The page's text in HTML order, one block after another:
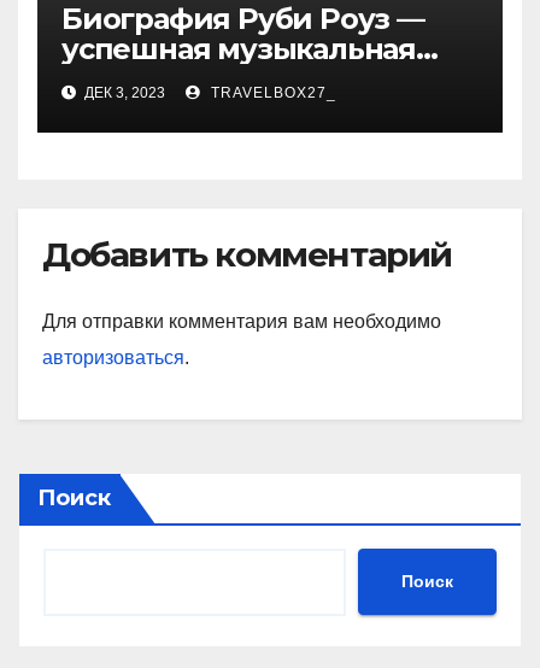
Биография Руби Роуз —
успешная музыкальная
карьера, личная жизнь и
знаковые достижения
ДЕК 3, 2023 TRAVELBOX27_
Добавить комментарий
Для отправки комментария вам необходимо
авторизоваться.
Поиск
Поиск